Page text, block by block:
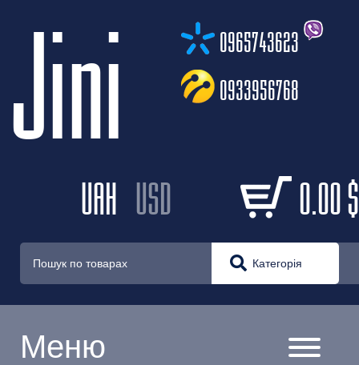
Jini
0965743623
0933956768
0.00$
UAH USD
Категорія
Меню